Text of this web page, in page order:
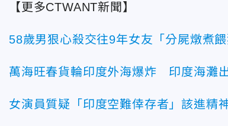
【更多CTWANT新聞】
58歲男狠心殺交往9年女友「分屍燉煮
萬海旺春貨輪印度外海爆炸 印度海灘
女演員質疑「印度空難倖存者」該進